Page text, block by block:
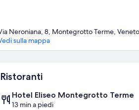
Neroniana, 8, Montegrotto Terme,
sulla mappa
Ristoranti
Hotel Eliseo Montegrotto Terme
13 min a piedi